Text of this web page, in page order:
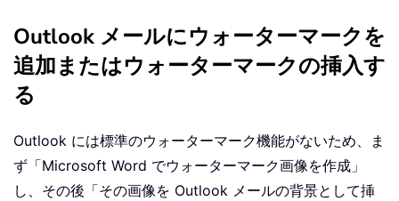
Outlook メールにウォーターマークを
追加またはウォーターマークの挿入す
る
Outlook には標準のウォーターマーク機能がないため、ま
ず「Microsoft Word でウォーターマーク画像を作成」
し、その後「その画像を Outlook メールの背景として挿